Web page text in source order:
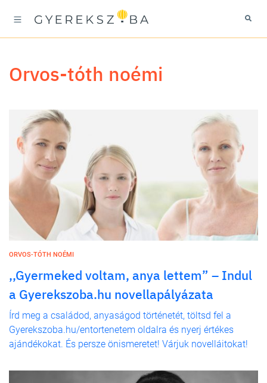
orvos-tóth noémi
ORVOS-TÓTH NOÉMI
,,Gyermeked voltam, anya lettem” – Indul
a Gyerekszoba.hu novellapályázata
Írd meg a családod, anyaságod történetét, töltsd fel a
Gyerekszoba.hu/entortenetem oldalra és nyerj értékes
ajándékokat. És persze önismeretet! Várjuk novelláitokat!